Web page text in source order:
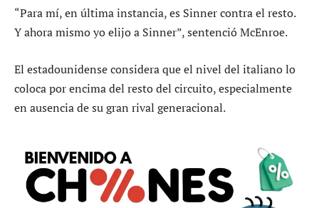
“Para mí, en última instancia, es Sinner contra el resto.
Y ahora mismo yo elijo a Sinner”, sentenció McEnroe.
El estadounidense considera que el nivel del italiano lo
coloca por encima del resto del circuito, especialmente
en ausencia de su gran rival generacional.